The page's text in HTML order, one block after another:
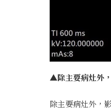
▲除主要病灶外
除主要病灶外，